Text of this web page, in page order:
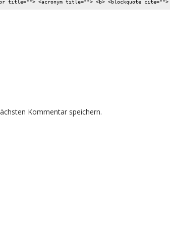
title=""> <acronym title=""> <b> <blockquote cite="">
Kommentar speichern.